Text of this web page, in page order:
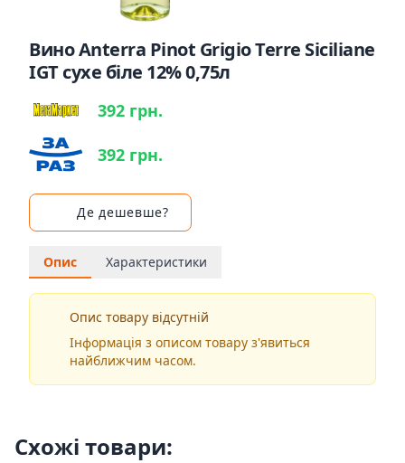
Вино Anterra Pinot Grigio Terre Siciliane
IGT сухе біле 12% 0,75л
392 грн.
392 грн.
Де дешевше?
Опис Характеристики
Опис товару відсутній
Інформація з описом товару з'явиться
найближчим часом.
Схожі товари: